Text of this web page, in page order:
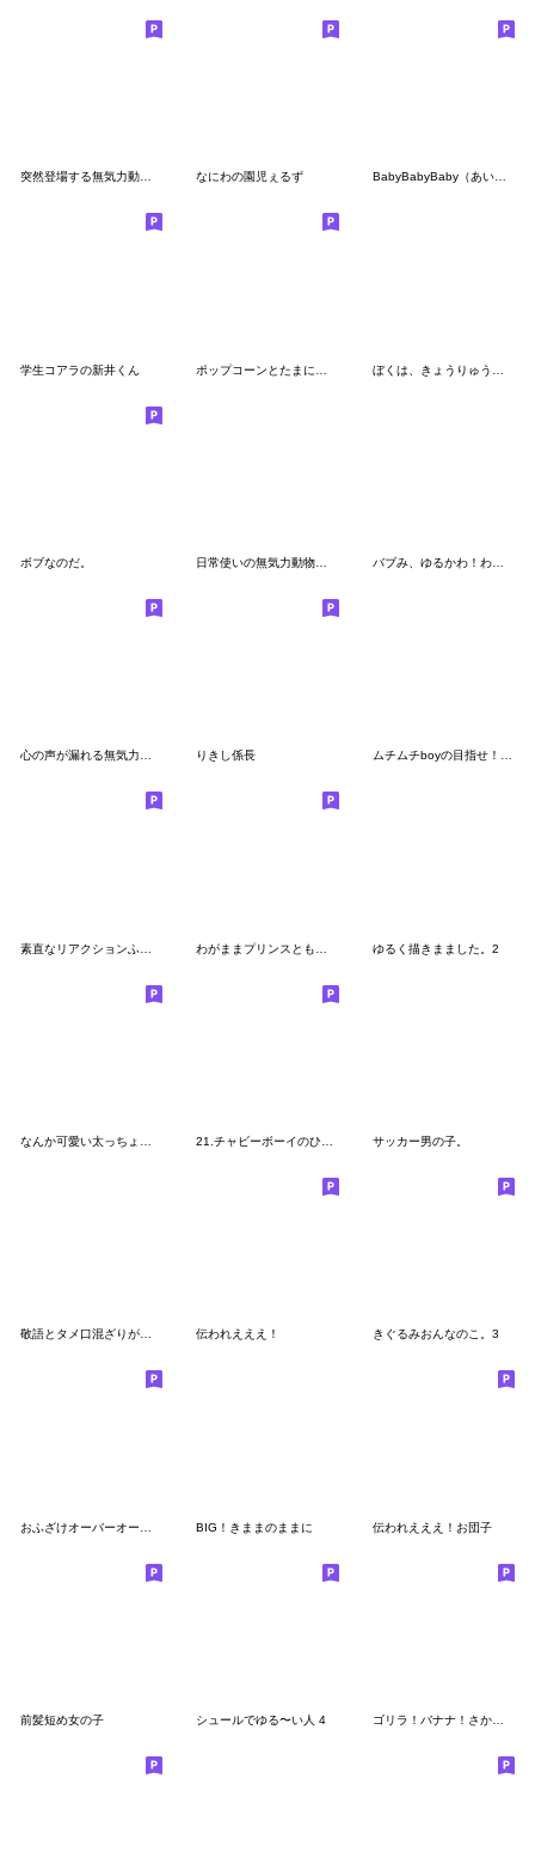
突然登場する無気力動物（うさぎ） なにわの園児ぇるず BabyBabyBaby（あいづち）
学生コアラの新井くん
ボブなのだ。 バブみ、ゆるかわ！わがままな子♡
心の声が漏れる無気力動物（うさぎ） りきし係長 ムチムチboyの目指せ！世界一！編
ゆるく描きまました。2
サッカー男の子。
敬語とタメ口混ざりがちうさぴとくまぽ 伝われえええ！ きぐるみおんなのこ。3
BIG！きままのままに 伝われえええ！お団子
前髪短め女の子 シュールでゆる〜い人 4 ゴリラ！バナナ！さかな！